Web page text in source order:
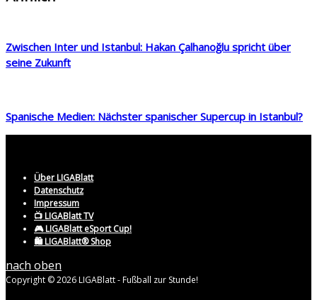
Zwischen Inter und Istanbul: Hakan Çalhanoğlu spricht über
seine Zukunft
Spanische Medien: Nächster spanischer Supercup in Istanbul?
Über LIGABlatt
Datenschutz
Impressum
📺 LIGABlatt TV
🎮 LIGABlatt eSport Cup!
🛍️ LIGABlatt® Shop
nach oben
Copyright © 2026 LIGABlatt - Fußball zur Stunde!